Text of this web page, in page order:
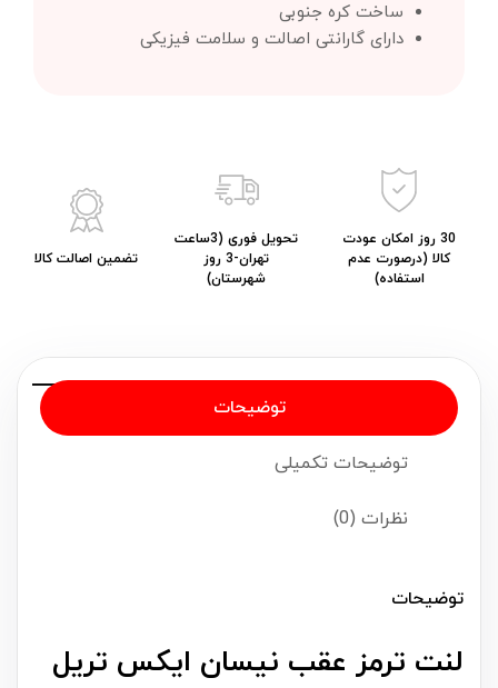
ساخت کره جنوبی
دارای گارانتی اصالت و سلامت فیزیکی
30 روز امکان عودت
کالا (درصورت عدم
استفاده)
تحویل فوری (3ساعت
تهران-3 روز
شهرستان)
تضمین اصالت کالا
توضیحات
توضیحات تکمیلی
نظرات (0)
توضیحات
لنت ترمز عقب نیسان ایکس تریل